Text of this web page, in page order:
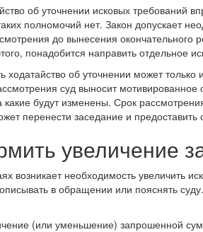
об уточнении исковых требований
полномочий нет. Закон допускает
до вынесения окончательного
понадобится направить отдельное
ходатайство об уточнении может только
суд выносит
какие будут изменены. Срок
перенести заседание и
увеличение
возникает необходимость увеличить
в обращении или пояснять
(или уменьшение) запрошенной